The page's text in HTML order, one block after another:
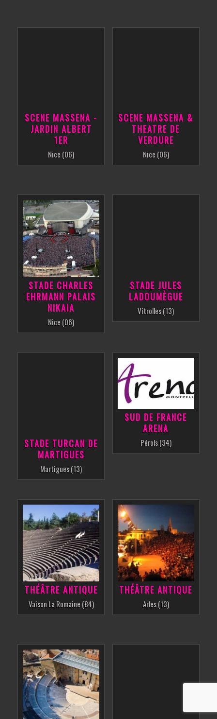
SCENE MASSENA -
JARDIN ALBERT
1ER
Nice (06)
SCENE MASSENA &
THEATRE DE
VERDURE
Nice (06)
STADE CHARLES
EHRMANN PALAIS
NIKAIA
Nice (06)
STADE JULES
LADOUMÈGUE
Vitrolles (13)
STADE TURCAN DE
MARTIGUES
Martigues (13)
SUD DE FRANCE
ARENA
Pérols (34)
THÉÂTRE ANTIQUE
Vaison La Romaine (84)
THÉÂTRE ANTIQUE
Arles (13)